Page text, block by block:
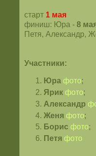
старт 1 мая
финиш: Юра - 8
Петя, Александр,
Участники:
Юра фото;
Ярик фото;
Александр
Женя фото;
Борис фото;
Петя фото